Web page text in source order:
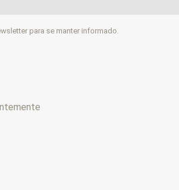
para se manter informado.